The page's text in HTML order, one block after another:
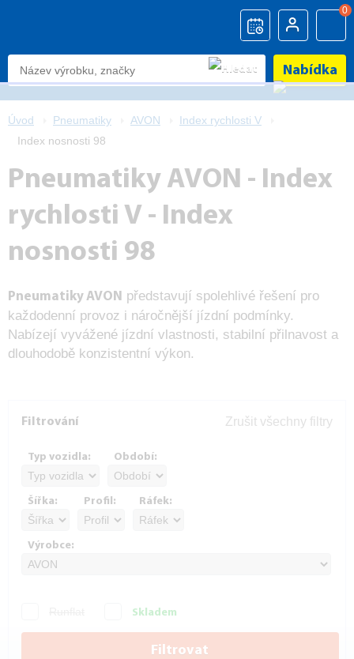
0
Nabídka
Úvod Pneumatiky AVON
Index rychlosti V
Index nosnosti 98
Pneumatiky AVON - Index
rychlosti V - Index
nosnosti 98
Pneumatiky AVON představují spolehlivé řešení pro
každodenní provoz i náročnější jízdní podmínky.
Nabízejí vyvážené jízdní vlastnosti, stabilní přilnavost a
dlouhodobě konzistentní výkon.
Filtrování Zrušit všechny filtry
Typ vozidla: Období:
Šířka: Profil: Ráfek:
Výrobce:
Skladem
Filtrovat